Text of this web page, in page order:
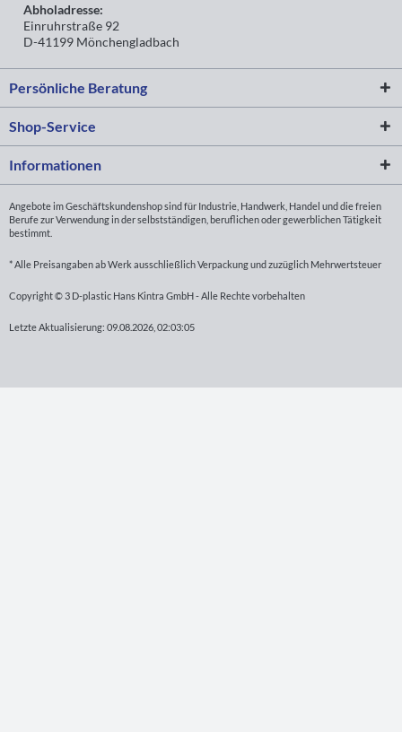
Abholadresse:
Einruhrstraße 92
D-41199 Mönchengladbach
Persönliche Beratung
Shop-Service
Informationen
Angebote im Geschäftskundenshop sind für Industrie, Handwerk, Handel und die freien
Berufe zur Verwendung in der selbstständigen, beruflichen oder gewerblichen Tätigkeit
bestimmt.
* Alle Preisangaben ab Werk ausschließlich Verpackung und zuzüglich Mehrwertsteuer
Copyright © 3 D-plastic Hans Kintra GmbH - Alle Rechte vorbehalten
Letzte Aktualisierung: 09.08.2026, 02:03:05